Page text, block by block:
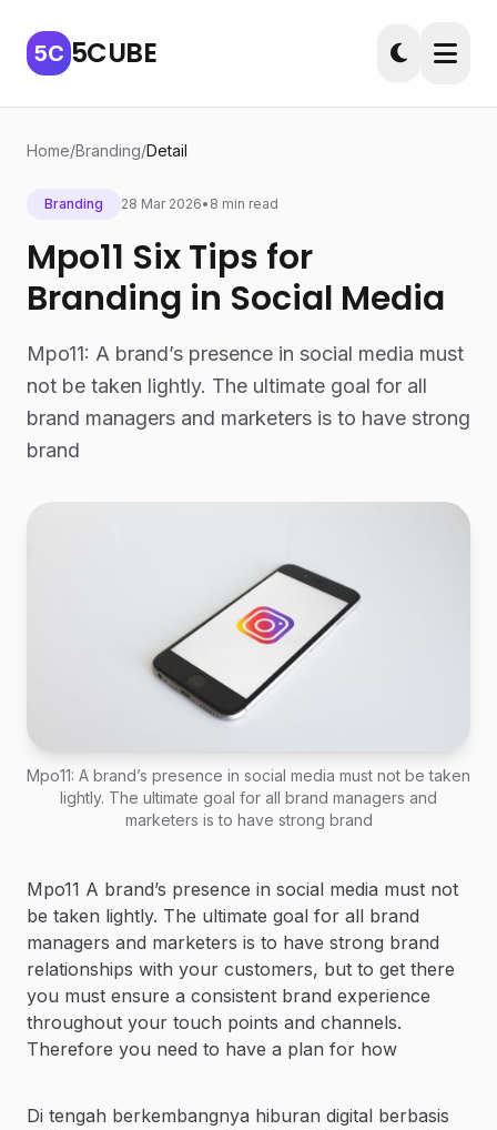
5C 5CUBE
Home/Branding/Detail
Branding 28 Mar 2026• 8 min read
Mpo11 Six Tips for
Branding in Social Media
Mpo11: A brand’s presence in social media must
not be taken lightly. The ultimate goal for all
brand managers and marketers is to have strong
brand
Mpo11: A brand’s presence in social media must not be taken
lightly. The ultimate goal for all brand managers and
marketers is to have strong brand
Mpo11 A brand’s presence in social media must not
be taken lightly. The ultimate goal for all brand
managers and marketers is to have strong brand
relationships with your customers, but to get there
you must ensure a consistent brand experience
throughout your touch points and channels.
Therefore you need to have a plan for how
Di tengah berkembangnya hiburan digital berbasis